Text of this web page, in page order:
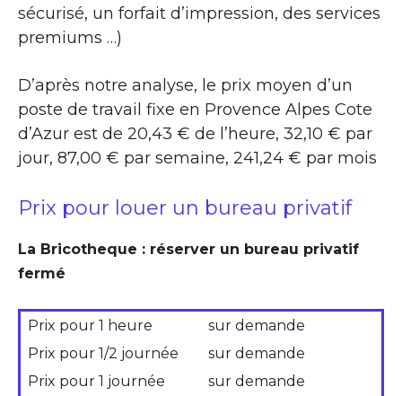
sécurisé, un forfait d’impression, des services
premiums …)
D’après notre analyse, le prix moyen d’un
poste de travail fixe en Provence Alpes Cote
d’Azur est de 20,43 € de l’heure, 32,10 € par
jour, 87,00 € par semaine, 241,24 € par mois
Prix pour louer un bureau privatif
La Bricotheque : réserver un bureau privatif
fermé
Prix pour 1 heure
sur demande
Prix pour 1/2 journée
sur demande
Prix pour 1 journée
sur demande